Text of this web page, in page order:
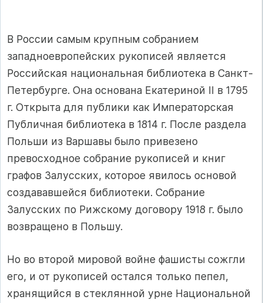
В России самым крупным собранием
западноевропейских рукописей является
Российская национальная библиотека в Санкт-
Петербурге. Она основана Екатериной II в 1795
г. Открыта для публики как Императорская
Публичная библиотека в 1814 г. После раздела
Польши из Варшавы было привезено
превосходное собрание рукописей и книг
графов Залусских, которое явилось основой
создававшейся библиотеки. Собрание
Залусских по Рижскому договору 1918 г. было
возвращено в Польшу.
Но во второй мировой войне фашисты сожгли
его, и от рукописей остался только пепел,
хранящийся в стеклянной урне Национальной